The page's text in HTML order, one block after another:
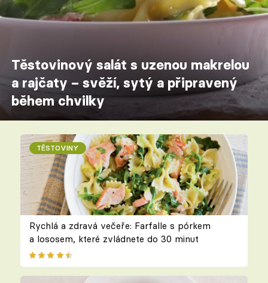
Těstovinový salát s uzenou makrelou
a rajčaty – svěží, sytý a připravený
během chvilky
TĚSTOVINY
Rychlá a zdravá večeře: Farfalle s pórkem
a lososem, které zvládnete do 30 minut